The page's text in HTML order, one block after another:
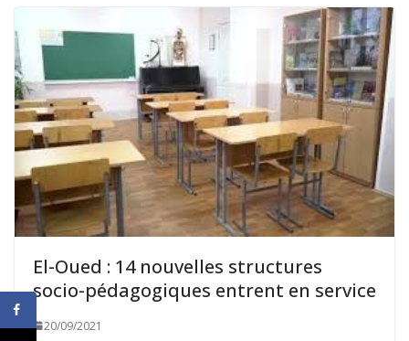
El-Oued : 14 nouvelles structures
socio-pédagogiques entrent en service
20/09/2021